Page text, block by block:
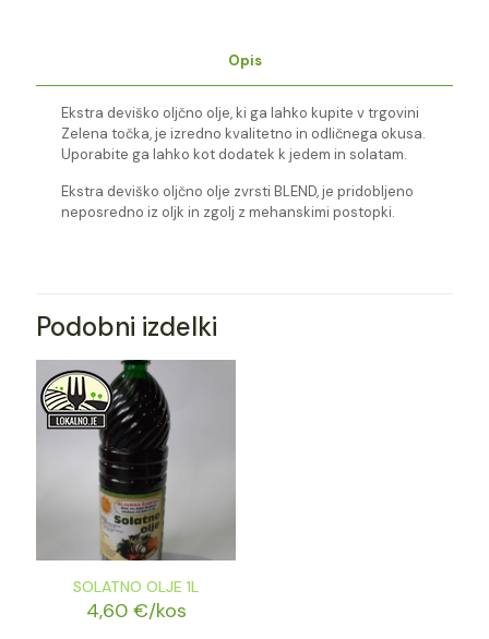
Opis
Ekstra deviško oljčno olje, ki ga lahko kupite v trgovini
Zelena točka, je izredno kvalitetno in odličnega okusa.
Uporabite ga lahko kot dodatek k jedem in solatam.
Ekstra deviško oljčno olje zvrsti BLEND, je pridobljeno
neposredno iz oljk in zgolj z mehanskimi postopki.
Podobni izdelki
SOLATNO OLJE 1L
4,60 €/kos